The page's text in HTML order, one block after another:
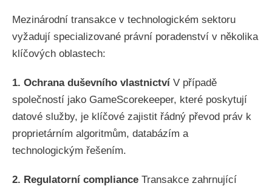
Mezinárodní transakce v technologickém sektoru
vyžadují specializované právní poradenství v několika
klíčových oblastech:
1. Ochrana duševního vlastnictví V případě
společností jako GameScorekeeper, které poskytují
datové služby, je klíčové zajistit řádný převod práv k
proprietárním algoritmům, databázím a
technologickým řešením.
2. Regulatorní compliance Transakce zahrnující